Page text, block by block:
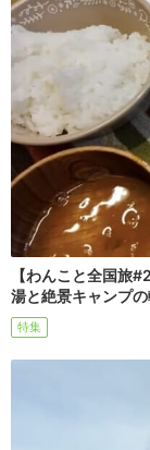
【わんこと全国旅
湯と絶景キャンプ
特集